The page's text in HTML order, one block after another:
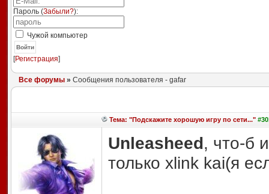
Пароль (Забыли?):
Чужой компьютер
Войти
[Регистрация]
Все форумы» Сообщения пользователя - gafar
Тема: "Подскажите хорошую игру по сети..."
Unleasheed, что-б
только xlink kai(я